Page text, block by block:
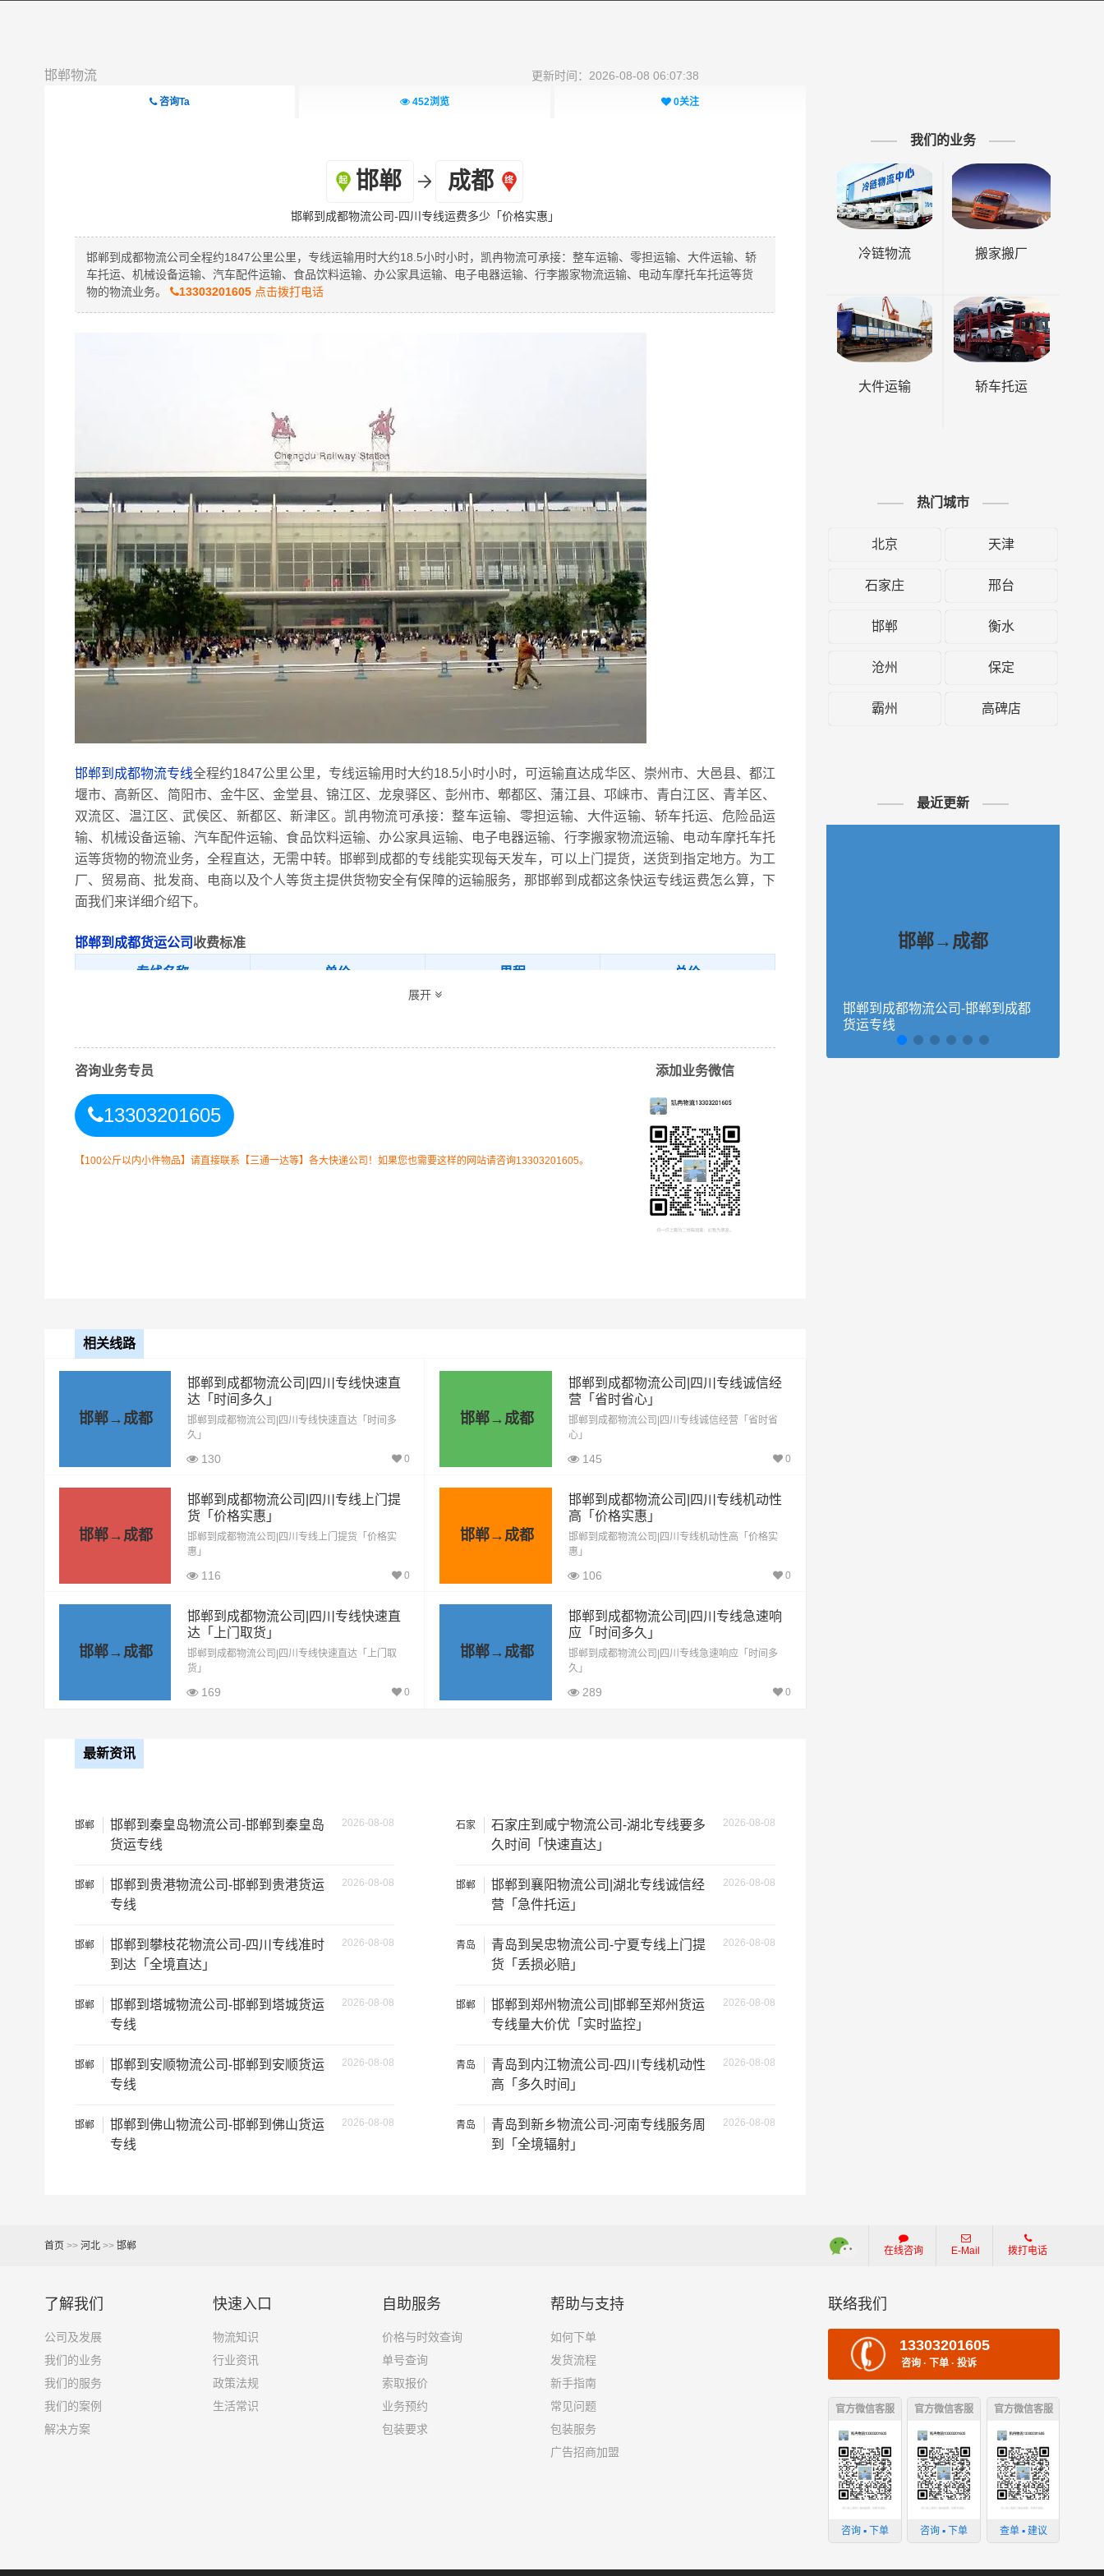
邯郸物流 更新时间：2026-08-08 06:07:38
咨询Ta 452浏览 0关注
邯郸 成都
邯郸到成都物流公司-四川专线运费多少「价格实惠」
邯郸到成都物流公司全程约1847公里公里，专线运输用时大约18.5小时小时，凯冉物流可承接：整车运输、零担运输、大件运输、轿
车托运、机械设备运输、汽车配件运输、食品饮料运输、办公家具运输、电子电器运输、行李搬家物流运输、电动车摩托车托运等货
物的物流业务。
13303201605点击拨打电话
邯郸到成都物流专线全程约1847公里公里，专线运输用时大约18.5小时小时，可运输直达成华区、崇州市、大邑县、都江
堰市、高新区、简阳市、金牛区、金堂县、锦江区、龙泉驿区、彭州市、郫都区、蒲江县、邛崃市、青白江区、青羊区、
双流区、温江区、武侯区、新都区、新津区。凯冉物流可承接：整车运输、零担运输、大件运输、轿车托运、危险品运
输、机械设备运输、汽车配件运输、食品饮料运输、办公家具运输、电子电器运输、行李搬家物流运输、电动车摩托车托
运等货物的物流业务，全程直达，无需中转。邯郸到成都的专线能实现每天发车，可以上门提货，送货到指定地方。为工
厂、贸易商、批发商、电商以及个人等货主提供货物安全有保障的运输服务，那邯郸到成都这条快运专线运费怎么算，下
面我们来详细介绍下。
邯郸到成都货运公司 收费标准
专线名称 单价 里程 总价
取货区域
邯郸市内、成安县、磁县、丛台区、大名县、肥乡区、复兴区、峰峰矿区、广平县、馆
陶县、邯郸冀南新区、邯郸县、邯山区、鸡泽县、临漳县、邱县、曲周县、涉县、魏
成都市内、成华区、崇州市、大邑县、都江堰市、高新区、简阳市、金牛区、金堂县、
锦江区、龙泉驿区、彭州市、郫都区、蒲江县、邛崃市、青白江区、青羊区、双流区、
温江区、武侯区、新都区、新津区（详细送货位置请电话沟通）
以上邯郸到成都物流专线的费用为市场透明价，仅供参考，不作为最终成交价格，望知
晓！实际费用需要结合实际您的需求和货物特性来确定最终合作价格，可咨询凯冉物流
整车运输车型 单价 总价
4.2米高栏 3.5元 1847公里 6464.5元
6.8米高栏 1847公里
9.6米高栏 7.5元 13852.5元
13米高栏 8.5元 1847公里 15699.5元
17.5米平板
3.2米货车
展开
咨询业务专员
13303201605
【100公斤以内小件物品】请直接联系【三通一达等】各大快递公司！如果您也需要这样的网站请咨询13303201605。
添加业务微信
相关线路
邯郸→成都
邯郸到成都物流公司|四川专线快速直
达「时间多久」
邯郸到成都物流公司|四川专线快速直达「时间多
久」
130 0
邯郸→成都
邯郸到成都物流公司|四川专线诚信经
营「省时省心」
邯郸到成都物流公司|四川专线诚信经营「省时省
心」
145 0
邯郸→成都
邯郸到成都物流公司|四川专线上门提
货「价格实惠」
邯郸到成都物流公司|四川专线上门提货「价格实
惠」
116 0
邯郸→成都
邯郸到成都物流公司|四川专线机动性
高「价格实惠」
邯郸到成都物流公司|四川专线机动性高「价格实
惠」
106 0
邯郸→成都
邯郸到成都物流公司|四川专线快速直
达「上门取货」
邯郸到成都物流公司|四川专线快速直达「上门取
货」
169 0
邯郸→成都
邯郸到成都物流公司|四川专线急速响
应「时间多久」
邯郸到成都物流公司|四川专线急速响应「时间多
久」
289 0
最新资讯
邯郸 2026-08-08
邯郸到秦皇岛物流公司-邯郸到秦皇岛
货运专线
邯郸 2026-08-08
邯郸到贵港物流公司-邯郸到贵港货运
专线
邯郸 2026-08-08
邯郸到攀枝花物流公司-四川专线准时
到达「全境直达」
邯郸 2026-08-08
邯郸到塔城物流公司-邯郸到塔城货运
专线
邯郸 2026-08-08
邯郸到安顺物流公司-邯郸到安顺货运
专线
邯郸 2026-08-08
邯郸到佛山物流公司-邯郸到佛山货运
专线
石家
2026-08-08
石家庄到咸宁物流公司-湖北专线要多
久时间「快速直达」
邯郸 2026-08-08
邯郸到襄阳物流公司|湖北专线诚信经
营「急件托运」
青岛 2026-08-08
青岛到吴忠物流公司-宁夏专线上门提
货「丢损必赔」
邯郸 2026-08-08
邯郸到郑州物流公司|邯郸至郑州货运
专线量大价优「实时监控」
青岛 2026-08-08
青岛到内江物流公司-四川专线机动性
高「多久时间」
青岛 2026-08-08
青岛到新乡物流公司-河南专线服务周
到「全境辐射」
我们的业务
冷链物流 搬家搬厂
大件运输 轿车托运
热门城市
北京 天津
石家庄 邢台
邯郸 衡水
沧州 保定
霸州 高碑店
最近更新
邯郸→成都
邯郸到成都物流公司-邯郸到成都
货运专线
首页 >> 河北>> 邯郸 在线咨询 E-Mail 拨打电话
了解我们
公司及发展
我们的业务
我们的服务
我们的案例
解决方案
快速入口
物流知识
行业资讯
政策法规
生活常识
自助服务
价格与时效查询
单号查询
索取报价
业务预约
包装要求
帮助与支持
如何下单
发货流程
新手指南
常见问题
包装服务
广告招商加盟
联络我们
13303201605
咨询 · 下单 · 投诉
官方微信客服
咨询 ▪ 下单
官方微信客服
咨询 ▪ 下单
官方微信客服
查单 ▪ 建议